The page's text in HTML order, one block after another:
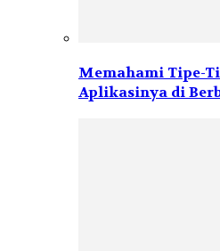
Memahami Tipe-
Aplikasinya di